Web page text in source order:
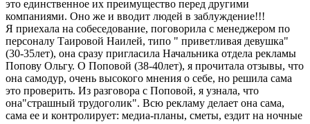
это единственное их преимущество перед другими
компаниями. Оно же и вводит людей в заблуждение!!!
Я приехала на собеседование, поговорила с менеджером по
персоналу Таировой Наилей, типо " приветливая девушка"
(30-35лет), она сразу пригласила Начальника отдела рекламы
Попову Ольгу. О Поповой (38-40лет), я прочитала отзывы, что
она самодур, очень высокого мнения о себе, но решила сама
это проверить. Из разговора с Поповой, я узнала, что
она"страшный трудоголик". Всю рекламу делает она сама,
сама ее и контролирует: медиа-планы, сметы, ездит на ночные